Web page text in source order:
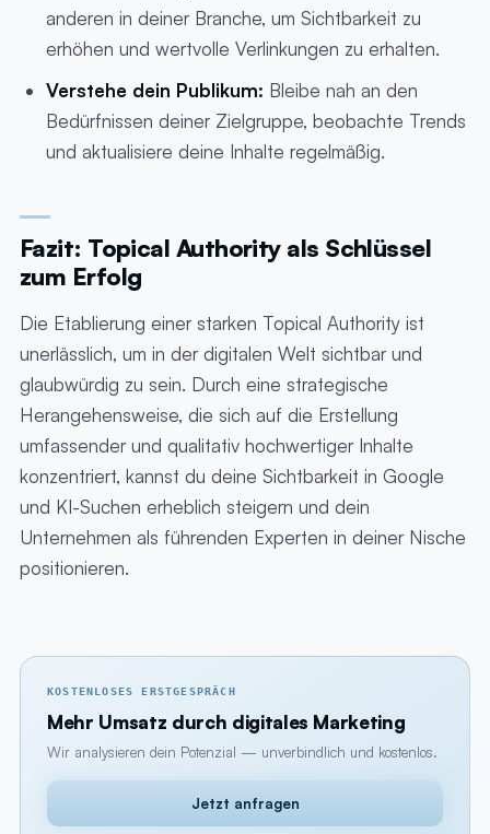
anderen in deiner Branche, um Sichtbarkeit zu
erhöhen und wertvolle Verlinkungen zu erhalten.
Verstehe dein Publikum: Bleibe nah an den
Bedürfnissen deiner Zielgruppe, beobachte Trends
und aktualisiere deine Inhalte regelmäßig.
Fazit: Topical Authority als Schlüssel
zum Erfolg
Die Etablierung einer starken Topical Authority ist
unerlässlich, um in der digitalen Welt sichtbar und
glaubwürdig zu sein. Durch eine strategische
Herangehensweise, die sich auf die Erstellung
umfassender und qualitativ hochwertiger Inhalte
konzentriert, kannst du deine Sichtbarkeit in Google
und KI-Suchen erheblich steigern und dein
Unternehmen als führenden Experten in deiner Nische
positionieren.
KOSTENLOSES ERSTGESPRÄCH
Mehr Umsatz durch digitales Marketing
Wir analysieren dein Potenzial — unverbindlich und kostenlos.
Jetzt anfragen